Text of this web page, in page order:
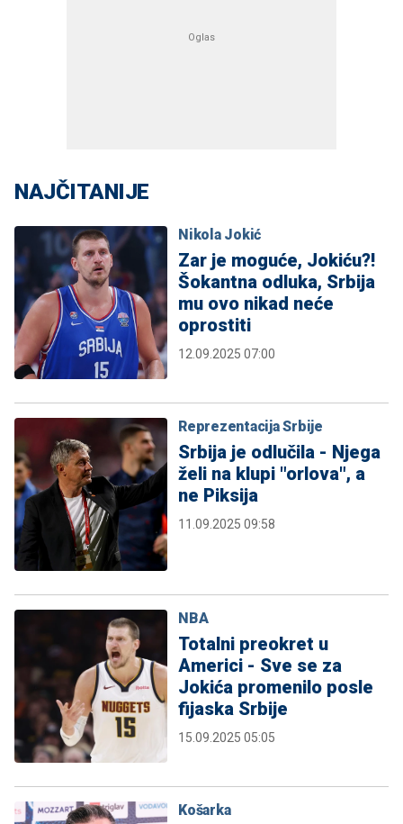
NAJČITANIJE
Nikola Jokić
Zar je moguće, Jokiću?!
Šokantna odluka, Srbija
mu ovo nikad neće
oprostiti
12.09.2025 07:00
Reprezentacija Srbije
Srbija je odlučila - Njega
želi na klupi "orlova", a
ne Piksija
11.09.2025 09:58
NBA
Totalni preokret u
Americi - Sve se za
Jokića promenilo posle
fijaska Srbije
15.09.2025 05:05
Košarka